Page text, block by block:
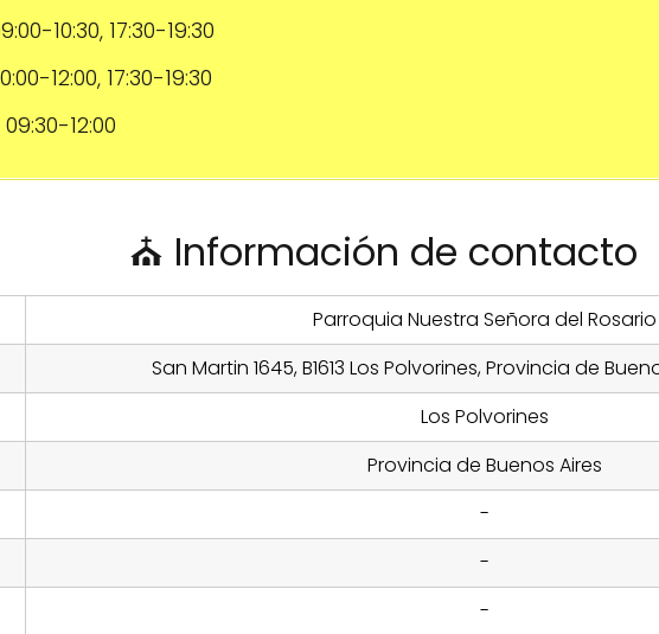
10:30, 17:30-19:30
12:00, 17:30-19:30
09:30-12:00
⛪ Información de contacto
Parroquia Nuestra Señora del Rosario
San Martin 1645, B1613 Los Polvorines, Provincia de
Los Polvorines
Provincia de Buenos Aires
-
-
-